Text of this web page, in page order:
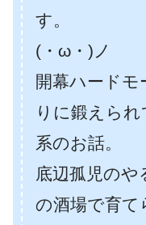
す。
(・ω・)ノ
開幕ハードモ
りに鍛えら
系のお話。
底辺孤児の
の酒場で育て